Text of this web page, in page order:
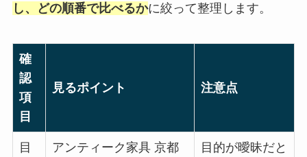
し、どの順番で比べるかに絞って整理します。
確
認
項
目
見るポイント 注意点
目
アンティーク家具 京都
目的が曖昧だと